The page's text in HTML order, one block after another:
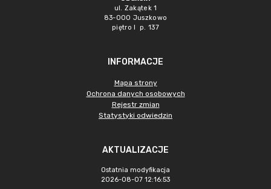
ul. Zakątek 1
83-000 Juszkowo
piętro I p. 137
INFORMACJE
Mapa strony
Ochrona danych osobowych
Rejestr zmian
Statystyki odwiedzin
AKTUALIZACJE
Ostatnia modyfikacja
2026-08-07 12:16:53